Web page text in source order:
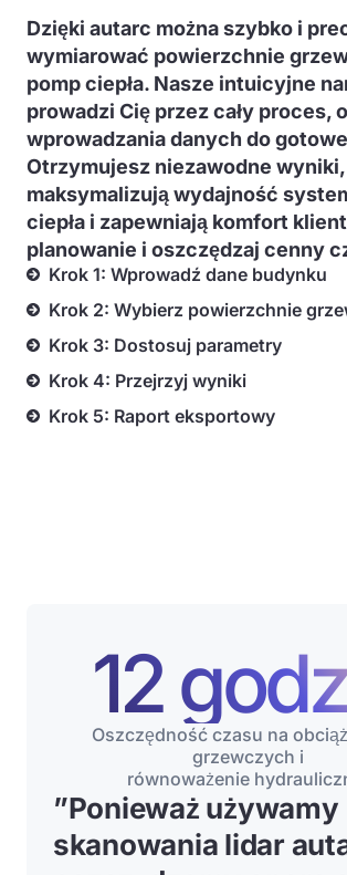
Dzięki autarc można szybko i
wymiarować powierzchnie
pomp ciepła. Nasze intuicyjne
prowadzi Cię przez cały proces,
wprowadzania danych do
Otrzymujesz niezawodne
maksymalizują wydajność
ciepła i zapewniają komfort
planowanie i oszczędzaj cenny
Krok 1: Wprowadź dane budynku
Krok 2: Wybierz powierzchnie
Krok 3: Dostosuj parametry
Krok 4: Przejrzyj wyniki
Krok 5: Raport eksportowy
12
Oszczędność czasu na
grzewczych i
równoważenie
”Ponieważ używamy
skanowania lidar